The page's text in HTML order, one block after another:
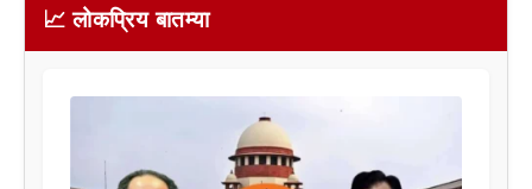
📈 लोकप्रिय बातम्या